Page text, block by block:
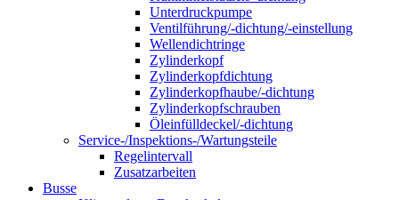
Unterdruckpumpe
Ventilführung/-dichtung/-einstellung
Wellendichtringe
Zylinderkopf
Zylinderkopfdichtung
Zylinderkopfhaube/-dichtung
Zylinderkopfschrauben
Öleinfülldeckel/-dichtung
Service-/Inspektions-/Wartungsteile
Regelintervall
Zusatzarbeiten
Busse